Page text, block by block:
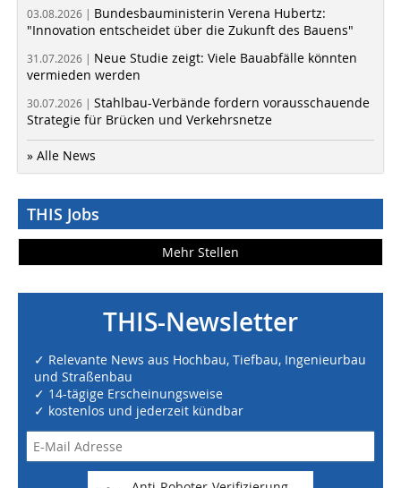
03.08.2026 | Bundesbauministerin Verena Hubertz:
"Innovation entscheidet über die Zukunft des Bauens"
31.07.2026 | Neue Studie zeigt: Viele Bauabfälle könnten
vermieden werden
30.07.2026 | Stahlbau-Verbände fordern vorausschauende
Strategie für Brücken und Verkehrsnetze
» Alle News
THIS Jobs
Mehr Stellen
THIS-Newsletter
✓ Relevante News aus Hochbau, Tiefbau, Ingenieurbau
und Straßenbau
✓ 14-tägige Erscheinungsweise
✓ kostenlos und jederzeit kündbar